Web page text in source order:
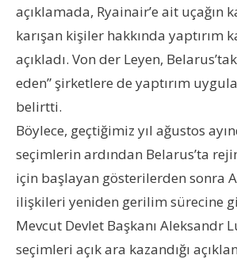
açıklamada, Ryainair’e ait uçağın
karışan kişiler hakkında yaptırım
açıkladı. Von der Leyen,
eden” şirketlere de yaptırım
belirtti.
Böylece, geçtiğimiz yıl ağustos
seçimlerin ardından Belarus’ta
için başlayan gösterilerden sonra
ilişkileri yeniden gerilim sürecine
Mevcut Devlet Başkanı Aleksandr
seçimleri açık ara kazandığı